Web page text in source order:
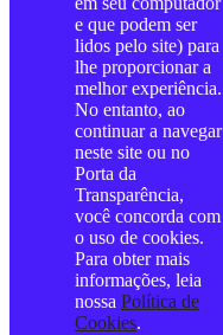
e que podem ser
lidos pelo site) para
lhe proporcionar a
melhor experiência.
No entanto, ao
continuar a navegar
neste site ou no
Porta da
Transparência,
você concorda com
o uso de cookies.
Para obter mais
informações, leia
nossa Política de
Cookies.